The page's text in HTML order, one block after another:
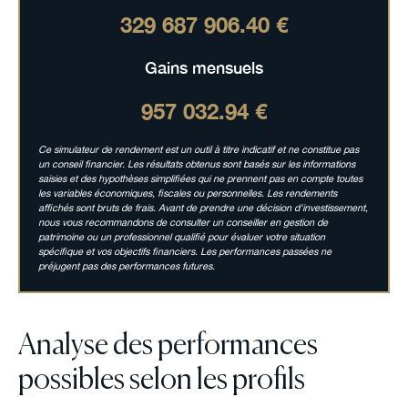
329 687 906.40 €
Gains mensuels
957 032.94 €
Ce simulateur de rendement est un outil à titre indicatif et ne constitue pas
un conseil financier. Les résultats obtenus sont basés sur les informations
saisies et des hypothèses simplifiées qui ne prennent pas en compte toutes
les variables économiques, fiscales ou personnelles. Les rendements
affichés sont bruts de frais. Avant de prendre une décision d'investissement,
nous vous recommandons de consulter un conseiller en gestion de
patrimoine ou un professionnel qualifié pour évaluer votre situation
spécifique et vos objectifs financiers. Les performances passées ne
préjugent pas des performances futures.
Analyse des performances
possibles selon les profils